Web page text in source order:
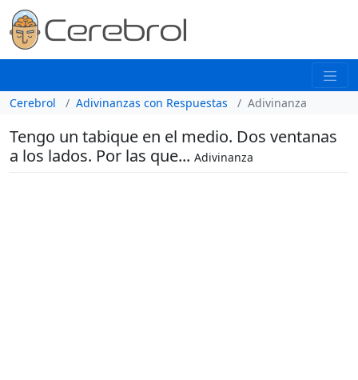
Cerebrol Adivinanzas con Respuestas Adivinanza
Tengo un tabique en el medio. Dos ventanas
a los lados. Por las que... Adivinanza